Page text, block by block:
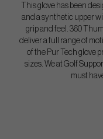
This glove has been
and a synthetic upper
grip and feel. 360
deliver a full range of
of the Pur Tech glove
sizes. We at Golf
must